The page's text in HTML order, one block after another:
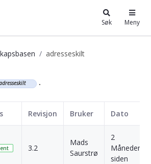
Søk Meny
adresseskilt
.
Revisjon Bruker Dato
3.2
Mads
Saurstrø
2
Måneder
siden